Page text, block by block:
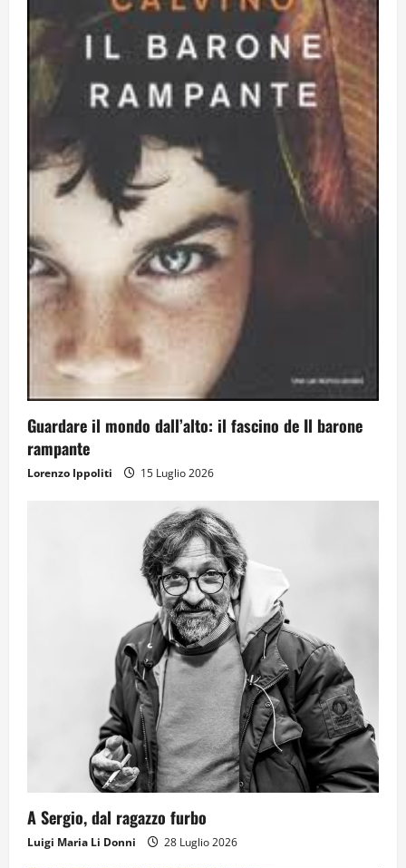
Guardare il mondo dall’alto: il fascino de Il barone
rampante
Lorenzo Ippoliti 15 Luglio 2026
A Sergio, dal ragazzo furbo
Luigi Maria Li Donni 28 Luglio 2026